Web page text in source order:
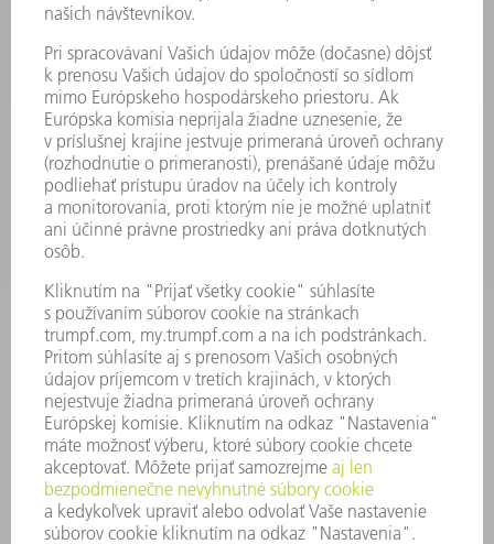
ELEKTRICKÉ RUČNÉ NÁRADIE
SMART FACTORY
SOFTVÉR
SLUŽBY
APLIKÁCIE
ODVETVIA
PODNIK
KARIÉRA
PONUKY PRACOVNÝCH MIEST
PROFIL FIRMY
PREDSTAVENSTVO
SPRÁVA O HOSPODÁRENÍ
FIREMNÉ PRINCÍPY
ZHODA
SYSTÉM OZNAMOVANIA
SECURITY
TLAČOVÉ SPRÁVY
ČASOPISY
STABILITA
ŽIVOTNÉ PROSTREDIE & KLÍMA
SOCIÁLNE VECI & SPOLOČNOSŤ
VEDENIE PODNIKU